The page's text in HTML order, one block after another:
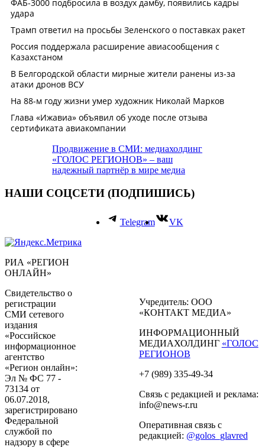
Продвижение в СМИ: медиахолдинг
«ГОЛОС РЕГИОНОВ» – ваш
надежный партнёр в мире медиа
НАШИ СОЦСЕТИ (ПОДПИШИСЬ)
Telegram VK
РИА «РЕГИОН
ОНЛАЙН»
Свидетельство о
регистрации
СМИ сетевого
издания
«Российское
информационное
агентство
«Регион онлайн»:
Эл № ФС 77 -
73134 от
06.07.2018,
зарегистрировано
Федеральной
службой по
надзору в сфере
Учредитель: ООО
«КОНТАКТ МЕДИА»
ИНФОРМАЦИОННЫЙ
МЕДИАХОЛДИНГ «ГОЛОС
РЕГИОНОВ
+7 (989) 335-49-34
Связь с редакцией и реклама:
info@news-r.ru
Оперативная связь с
редакцией: @golos_glavred